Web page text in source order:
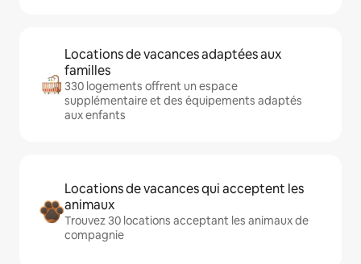
Locations de vacances adaptées aux
familles
330 logements offrent un espace
supplémentaire et des équipements adaptés
aux enfants
Locations de vacances qui acceptent les
animaux
Trouvez 30 locations acceptant les animaux de
compagnie